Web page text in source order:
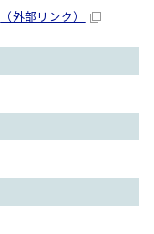
（外部リンク）